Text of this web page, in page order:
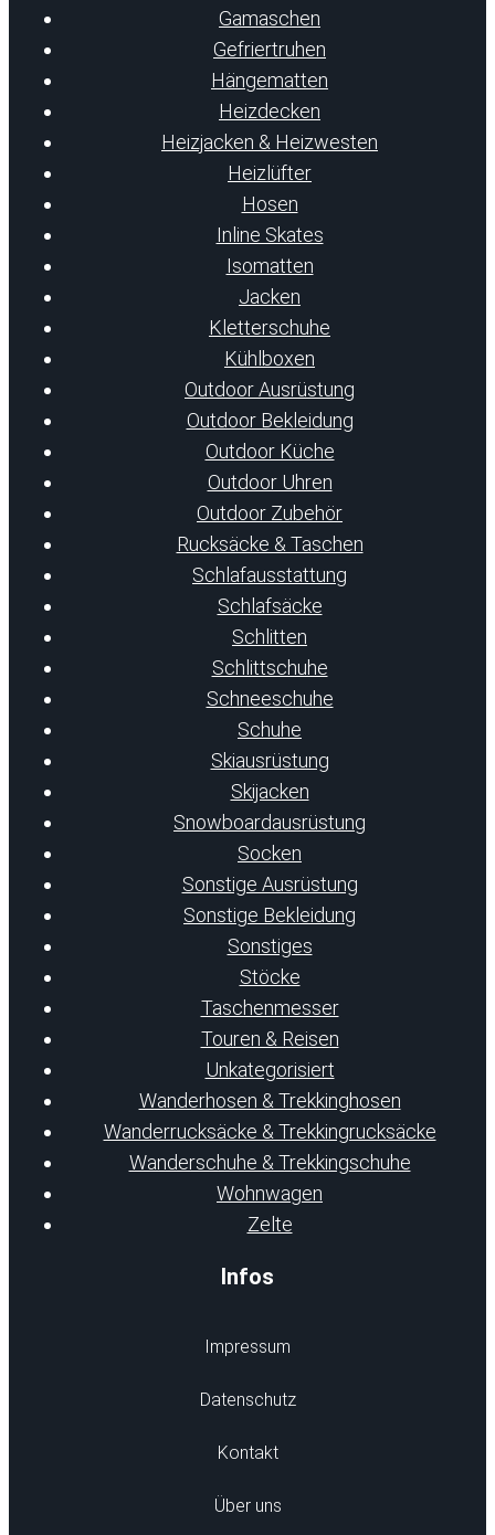
Gamaschen
Gefriertruhen
Hängematten
Heizdecken
Heizjacken & Heizwesten
Heizlüfter
Hosen
Inline Skates
Isomatten
Jacken
Kletterschuhe
Kühlboxen
Outdoor Ausrüstung
Outdoor Bekleidung
Outdoor Küche
Outdoor Uhren
Outdoor Zubehör
Rucksäcke & Taschen
Schlafausstattung
Schlafsäcke
Schlitten
Schlittschuhe
Schneeschuhe
Schuhe
Skiausrüstung
Skijacken
Snowboardausrüstung
Socken
Sonstige Ausrüstung
Sonstige Bekleidung
Sonstiges
Stöcke
Taschenmesser
Touren & Reisen
Unkategorisiert
Wanderhosen & Trekkinghosen
Wanderrucksäcke & Trekkingrucksäcke
Wanderschuhe & Trekkingschuhe
Wohnwagen
Zelte
Infos
Impressum
Datenschutz
Kontakt
Über uns